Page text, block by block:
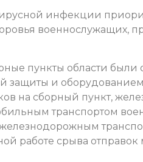
инфекции
военнослужащих,
пункты области были
и оборудованием,
на сборный пункт,
транспортом
работе срыва